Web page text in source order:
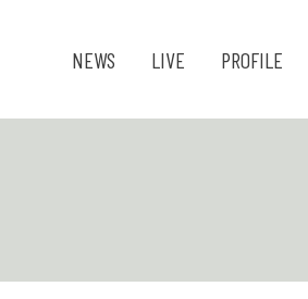
NEWS LIVE PROFILE